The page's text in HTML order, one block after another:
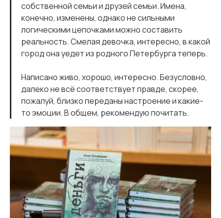
собственной семьи и друзей семьи. Имена,
конечно, изменены, однако не сильными
логическими цепочками можно составить
реальность. Смелая девочка, интересно, в какой
город она уедет из родного Петербурга теперь.
Написано живо, хорошо, интересно. Безусловно,
далеко не всё соответствует правде, скорее,
пожалуй, близко переданы настроение и какие-
то эмоции. В общем, рекомендую почитать.